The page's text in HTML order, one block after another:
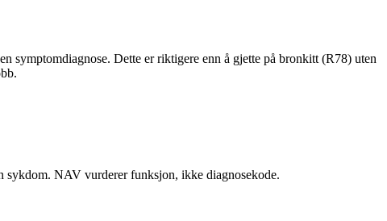
symptomdiagnose. Dette er riktigere enn å gjette på bronkitt (R78) uten
sykdom. NAV vurderer funksjon, ikke diagnosekode.